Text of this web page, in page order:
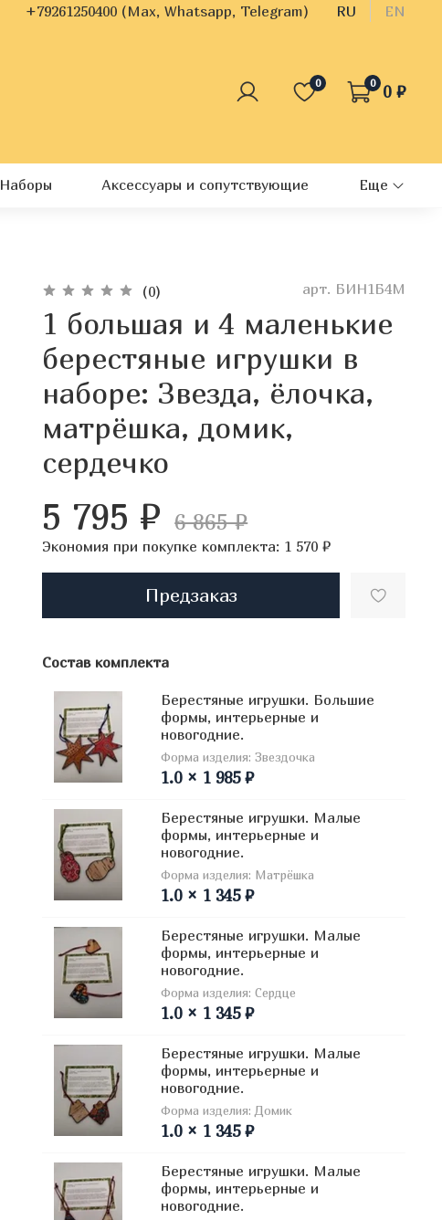
+79261250400 (Max, Whatsapp, Telegram) RU EN
0 0 0 ₽
Наборы Аксессуары и сопутствующие Еще
(0) арт. БИН1Б4М
1 большая и 4 маленькие
берестяные игрушки в
наборе: Звезда, ёлочка,
матрёшка, домик,
сердечко
5 795 ₽ 6 865 ₽
Экономия при покупке комплекта: 1 570 ₽
Предзаказ
Состав комплекта
Берестяные игрушки. Большие
формы, интерьерные и
новогодние.
Форма изделия: Звездочка
1.0 × 1 985 ₽
Берестяные игрушки. Малые
формы, интерьерные и
новогодние.
Форма изделия: Матрёшка
1.0 × 1 345 ₽
Берестяные игрушки. Малые
формы, интерьерные и
новогодние.
Форма изделия: Сердце
1.0 × 1 345 ₽
Берестяные игрушки. Малые
формы, интерьерные и
новогодние.
Форма изделия: Домик
1.0 × 1 345 ₽
Берестяные игрушки. Малые
формы, интерьерные и
новогодние.